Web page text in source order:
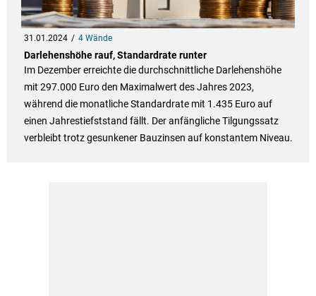
31.01.2024 4 Wände
Darlehenshöhe rauf, Standardrate runter
Im Dezember erreichte die durchschnittliche Darlehenshöhe
mit 297.000 Euro den Maximalwert des Jahres 2023,
während die monatliche Standardrate mit 1.435 Euro auf
einen Jahrestiefststand fällt. Der anfängliche Tilgungssatz
verbleibt trotz gesunkener Bauzinsen auf konstantem Niveau.